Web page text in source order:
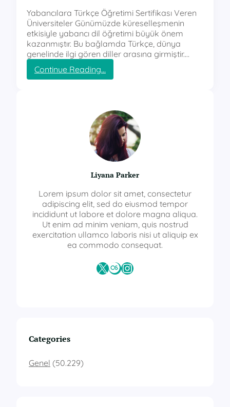
Yabancılara Türkçe Öğretimi Sertifikası Veren
Üniversiteler Günümüzde küreselleşmenin
etkisiyle yabancı dil öğretimi büyük önem
kazanmıştır. Bu bağlamda Türkçe, dünya
genelinde ilgi gören diller arasına girmiştir.…
Continue Reading…
y
a
n
c
i
l
a
r
t
ü
r
k
ç
e
ğ
r
Liyana Parker
Lorem ipsum dolor sit amet, consectetur
adipiscing elit, sed do eiusmod tempor
incididunt ut labore et dolore magna aliqua.
Ut enim ad minim veniam, quis nostrud
exercitation ullamco laboris nisi ut aliquip ex
ea commodo consequat.
X Last.fmInstagram
Categories
Genel (50.229)